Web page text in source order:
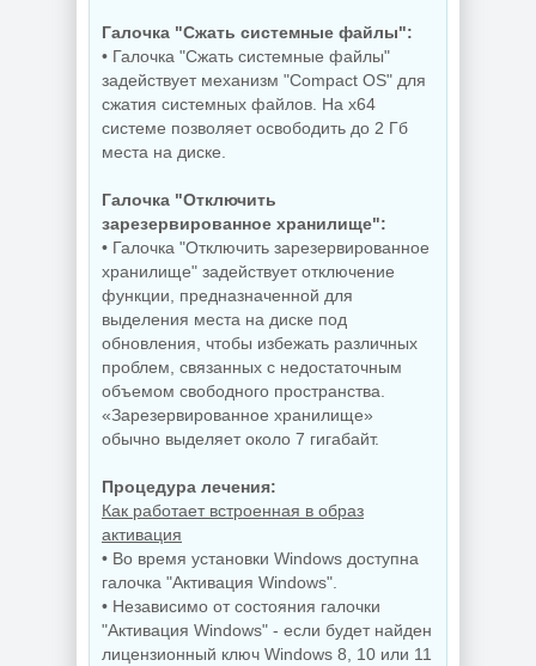
Галочка "Сжать системные файлы":
• Галочка "Сжать системные файлы"
задействует механизм "Compact OS" для
сжатия системных файлов. На х64
системе позволяет освободить до 2 Гб
места на диске.
Галочка "Отключить
зарезервированное хранилище":
• Галочка "Отключить зарезервированное
хранилище" задействует отключение
функции, предназначенной для
выделения места на диске под
обновления, чтобы избежать различных
проблем, связанных с недостаточным
объемом свободного пространства.
«Зарезервированное хранилище»
обычно выделяет около 7 гигабайт.
Процедура лечения:
Как работает встроенная в образ
активация
• Во время установки Windows доступна
галочка "Активация Windows".
• Независимо от состояния галочки
"Активация Windows" - если будет найден
лицензионный ключ Windows 8, 10 или 11